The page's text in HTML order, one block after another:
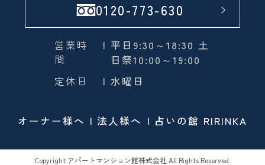
0120-773-630
営業時
間
| 平日9:30～18:30 土
日祭10:00～19:00
定休日
| 水曜日
オーナー様へ 法人様へ 占いの館 RIRINKA
Copyright アパートマンション館株式会社 All Rights Reserved.